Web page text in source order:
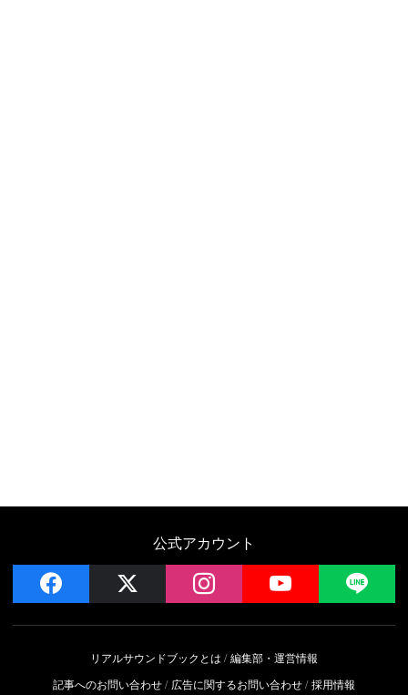
公式アカウント
facebook instagram YouTube
リアルサウンドブックとは
編集部・運営情報
記事へのお問い合わせ
広告に関するお問い合わせ 採用情報